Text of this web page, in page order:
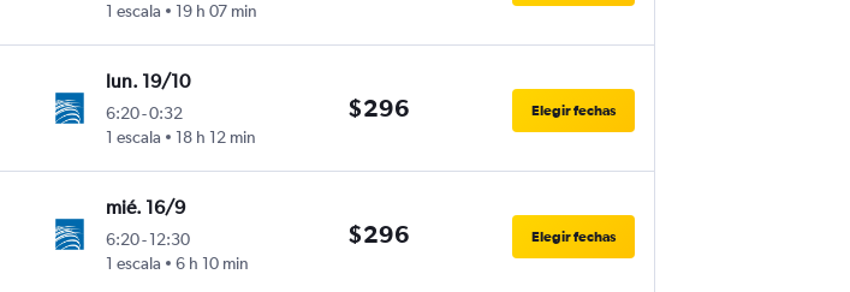
1 escala
19 h 07 min
lun. 19/10
6:20-0:32
1 escala
18 h 12 min
$296 Elegir fechas
mié. 16/9
6:20-12:30
1 escala
6 h 10 min
$296 Elegir fechas